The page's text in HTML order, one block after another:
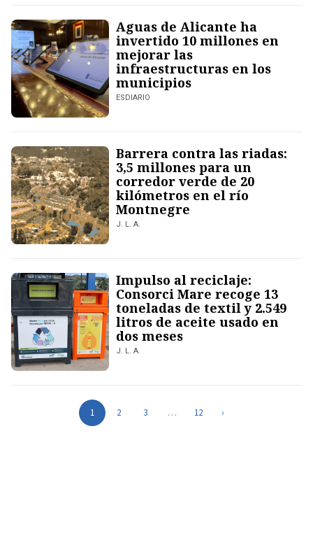
Aguas de Alicante ha
invertido 10 millones en
mejorar las
infraestructuras en los
municipios
ESDIARIO
Barrera contra las riadas:
3,5 millones para un
corredor verde de 20
kilómetros en el río
Montnegre
J. L. A.
Impulso al reciclaje:
Consorci Mare recoge 13
toneladas de textil y 2.549
litros de aceite usado en
dos meses
J. L. A.
1 2 3 … 12 ›